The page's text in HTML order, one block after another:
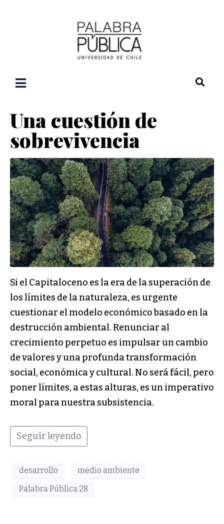
Una cuestión de
sobrevivencia
Si el Capitaloceno es la era de la superación de
los límites de la naturaleza, es urgente
cuestionar el modelo económico basado en la
destrucción ambiental. Renunciar al
crecimiento perpetuo es impulsar un cambio
de valores y una profunda transformación
social, económica y cultural. No será fácil, pero
poner límites, a estas alturas, es un imperativo
moral para nuestra subsistencia.
Seguir leyendo
desarrollo
medio ambiente
Palabra Pública 28